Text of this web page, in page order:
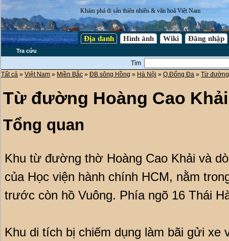
Khám phá di sản thiên nhiên & văn hoá Việt Nam
Địa danh Hình ảnh Wiki Đăng nhập
Tra cứu
Tìm
Tất cả » Việt Nam » Miền Bắc » ĐB sông Hồng » Hà Nội » Q.Đống Đa » Từ
Từ đường Hoàng Cao
Tổng quan
Khu từ đường thờ Hoàng Cao Khải và
của Học viện hành chính HCM, nằm
trước còn hồ Vuông. Phía ngõ 16 Thái
Khu di tích bị chiếm dụng làm bãi gửi xe